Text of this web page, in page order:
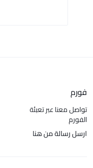
فورم
تواصل معنا عبر تعبئة
الفورم
ارسل رسالة من هنا